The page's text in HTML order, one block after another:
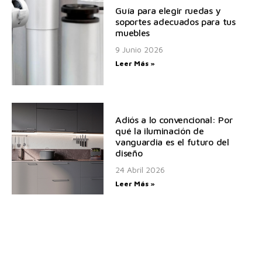
Guía para elegir ruedas y
soportes adecuados para tus
muebles
9 Junio 2026
Leer Más »
Adiós a lo convencional: Por
qué la iluminación de
vanguardia es el futuro del
diseño
24 Abril 2026
Leer Más »